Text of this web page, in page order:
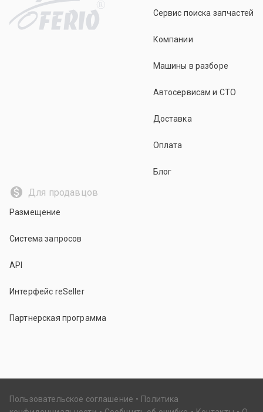
R
Сервис поиска запчастей
Компании
Машины в разборе
Автосервисам и СТО
Доставка
Оплата
Блог
Для продавцов
Размещение
Система запросов
API
Интерфейс reSeller
Партнерская программа
Пользовательское соглашение
Политика